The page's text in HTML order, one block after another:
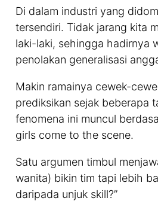
Di dalam industri yang
tersendiri. Tidak jarang kita
laki-laki, sehingga hadirnya
penolakan generalisasi
Makin ramainya cewek-
prediksikan sejak beberapa
fenomena ini muncul
girls come to the scene.
Satu argumen timbul
wanita) bikin tim tapi lebih
daripada unjuk skill?”